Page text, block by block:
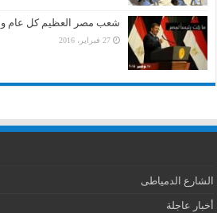
شعب مصر العظيم كل عام
27 فبراير، 2016
الشارع الدمياطى
أخبار عاجلة